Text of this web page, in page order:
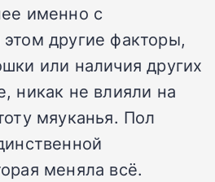
именно с
другие факторы,
или наличия других
никак не влияли на
мяуканья. Пол
меняла всё.